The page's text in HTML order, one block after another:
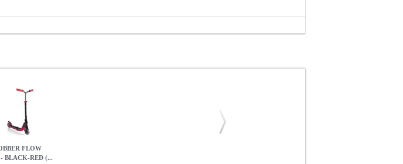
FLOW
- BLACK-RED (...